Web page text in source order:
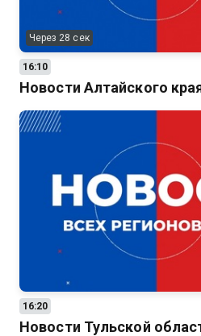
Через 28 сек
16:10
Новости Алтайского
16:20
Новости Тульской